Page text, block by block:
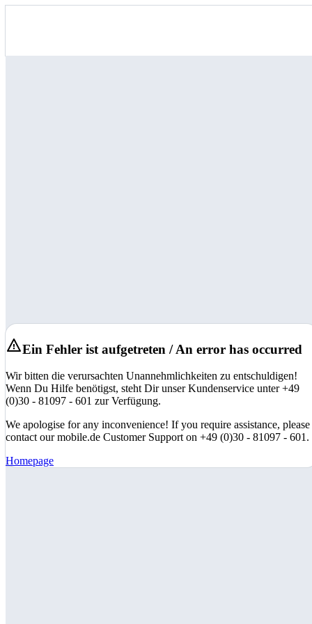
Ein Fehler ist aufgetreten / An error has occurred
Wir bitten die verursachten Unannehmlichkeiten zu entschuldigen!
Wenn Du Hilfe benötigst, steht Dir unser Kundenservice unter +49
(0)30 - 81097 - 601 zur Verfügung.
We apologise for any inconvenience! If you require assistance, please
contact our mobile.de Customer Support on +49 (0)30 - 81097 - 601.
Homepage